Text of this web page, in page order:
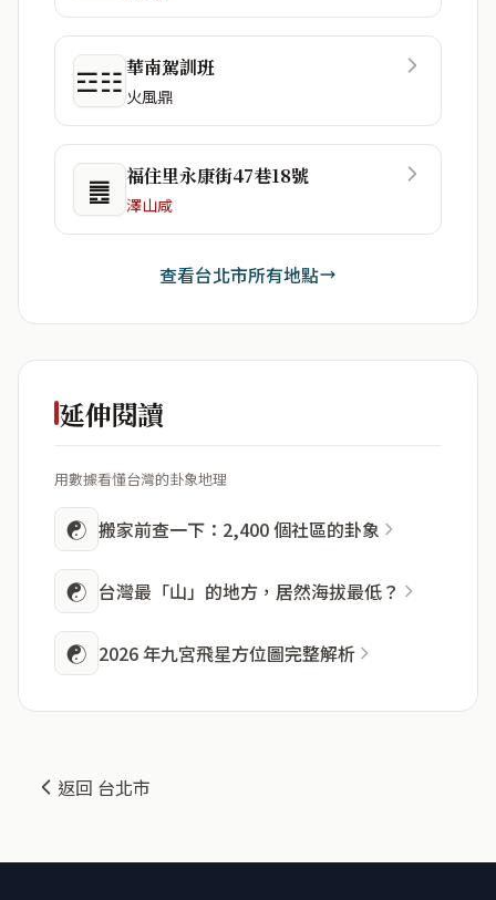
☲☷華南駕訓班
火風鼎
䷌ 福住里永康街47巷18號
澤山咸
查看台北市所有地點
延伸閱讀
用數據看懂台灣的卦象地理
☯ 搬家前查一下：2,400 個社區的卦象
☯ 台灣最「山」的地方，居然海拔最低？
☯ 2026 年九宮飛星方位圖完整解析
返回 台北市